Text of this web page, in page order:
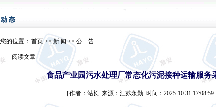
您的位置： 首页>>新 闻>> 公 告
阅读文章
食品产业园污水处理厂常态化污泥接种运输服务
［作者：站长 来源：江苏永勤 时间：2025-10-31